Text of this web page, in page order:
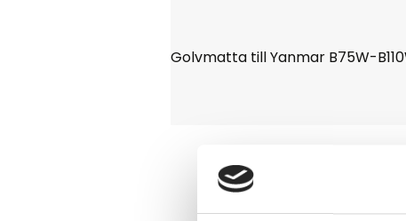
Golvmatta till Yanmar B75W-